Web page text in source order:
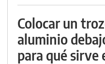
Colocar un
aluminio
para qué sirve